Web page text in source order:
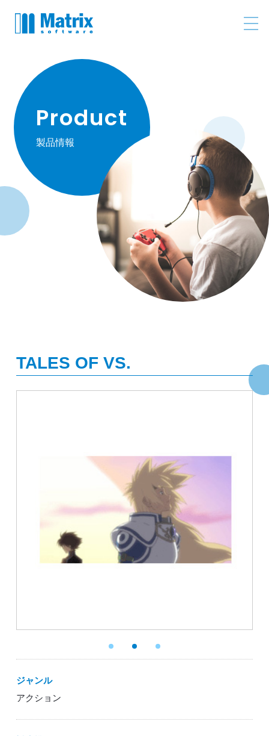
Product
製品情報
TALES OF VS.
ジャンル
アクション